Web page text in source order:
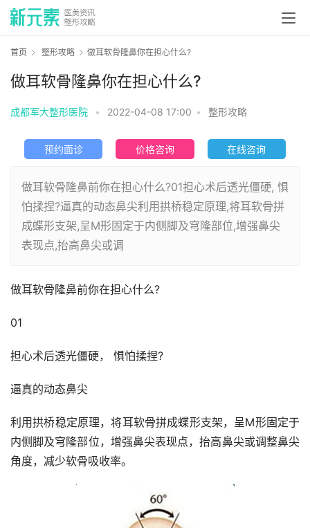
首页 整形攻略 ​做耳软骨隆鼻你在担心什么?
​做耳软骨隆鼻你在担心什么?
成都军大整形医院 • 2022-04-08 17:00 • 整形攻略
预约面诊 价格咨询 在线咨询
做耳软骨隆鼻前你在担心什么?01担心术后透光僵硬, 惧
怕揉捏?逼真的动态鼻尖利用拱桥稳定原理,将耳软骨拼
成蝶形支架,呈M形固定于内侧脚及穹隆部位,增强鼻尖
表现点,抬高鼻尖或调
做耳软骨隆鼻前你在担心什么?
01
担心术后透光僵硬， 惧怕揉捏?
逼真的动态鼻尖
利用拱桥稳定原理，将耳软骨拼成蝶形支架，呈M形固定于
内侧脚及穹隆部位，增强鼻尖表现点，抬高鼻尖或调整鼻尖
角度，减少软骨吸收率。